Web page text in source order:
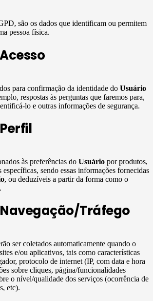
são os dados que identificam ou permitem
pessoa física.
para confirmação da identidade do Usuário
respostas às perguntas que faremos para,
lo e outras informações de segurança.
às preferências do Usuário por produtos,
específicas, sendo essas informações fornecidas
, ou deduzíveis a partir da forma como o
Tráfego
ser coletados automaticamente quando o
e/ou aplicativos, tais como características
protocolo de internet (IP, com data e hora
sobre cliques, página/funcionalidades
o nível/qualidade dos serviços (ocorrência de
etc).